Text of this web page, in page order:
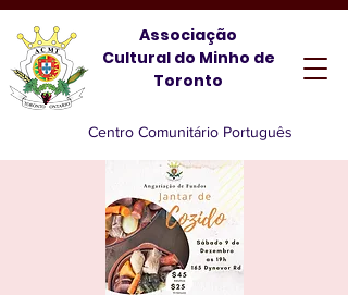
Associação
Cultural do Minho de
Toronto
Centro Comunitário Português